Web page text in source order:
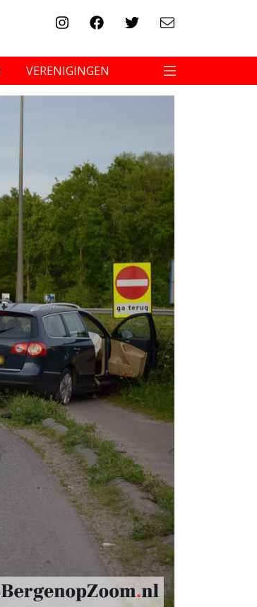
VERENIGINGEN